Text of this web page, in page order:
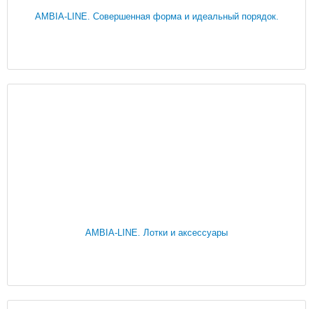
AMBIA-LINE. Совершенная форма и идеальный порядок.
AMBIA-LINE. Лотки и аксессуары